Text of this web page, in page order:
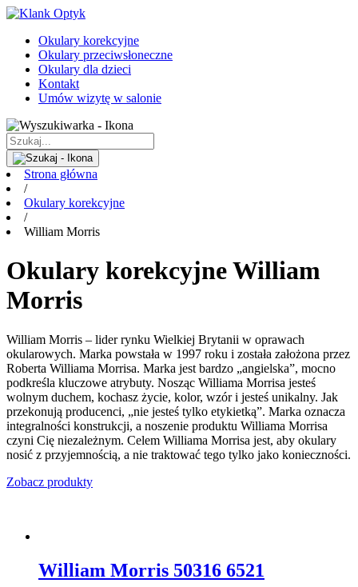
Okulary korekcyjne
Okulary przeciwsłoneczne
Okulary dla dzieci
Kontakt
Umów wizytę w salonie
Strona główna
/
Okulary korekcyjne
/
William Morris
Okulary korekcyjne William
Morris
William Morris – lider rynku Wielkiej Brytanii w oprawach
okularowych. Marka powstała w 1997 roku i została założona przez
Roberta Williama Morrisa. Marka jest bardzo „angielska”, mocno
podkreśla kluczowe atrybuty. Nosząc Williama Morrisa jesteś
wolnym duchem, kochasz życie, kolor, wzór i jesteś unikalny. Jak
przekonują producenci, „nie jesteś tylko etykietką”. Marka oznacza
integralności konstrukcji, a noszenie produktu Williama Morrisa
czyni Cię niezależnym. Celem Williama Morrisa jest, aby okulary
nosić z przyjemnością, a nie traktować tego tylko jako konieczności.
Zobacz produkty
William Morris 50316 6521